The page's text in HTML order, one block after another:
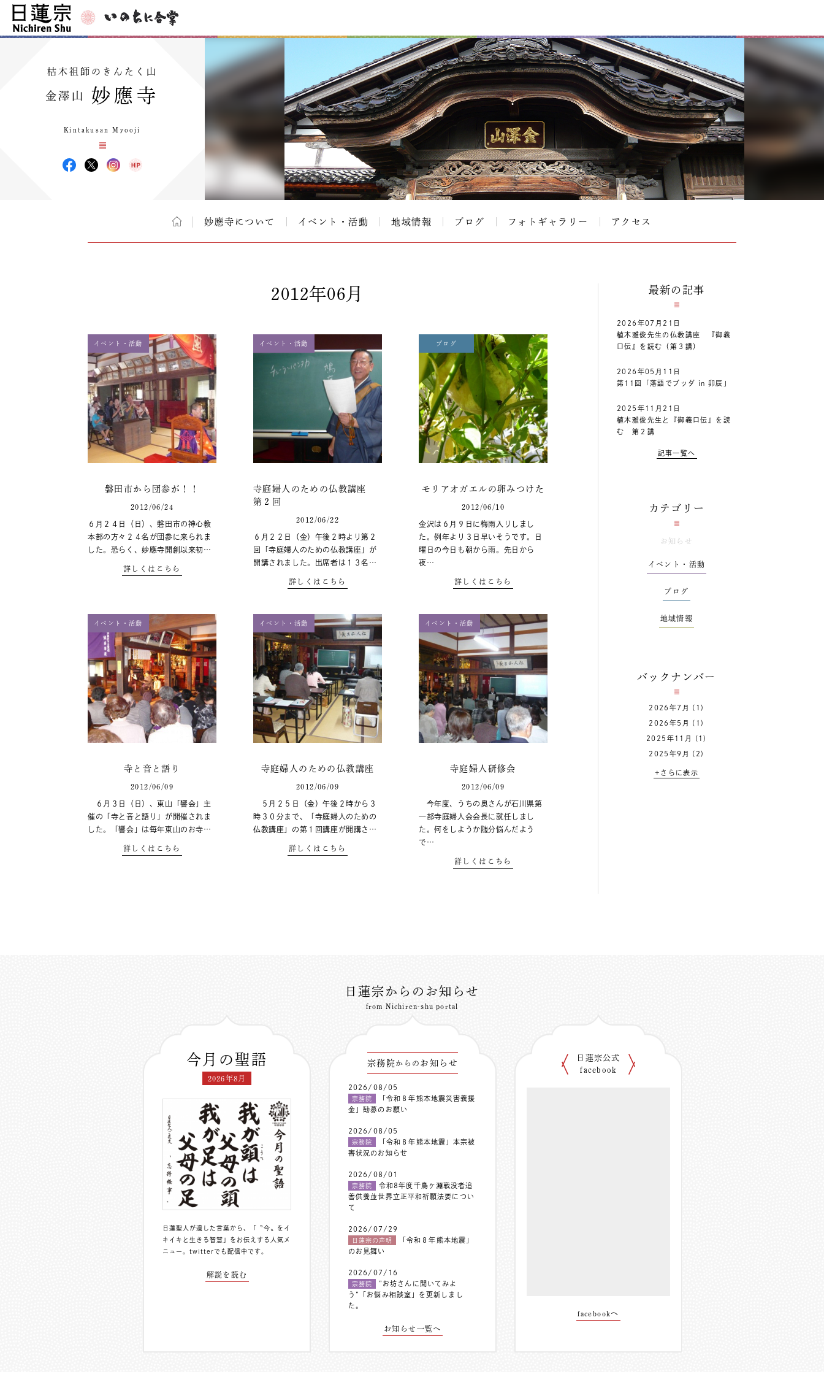
枯木祖師のきんたく山
金澤山 妙應寺
Kintakusan Myooji
妙應寺について イベント・活動 地域情報 ブログ フォトギャラリー アクセス
2012年06月
イベント・活動
磐田市から団参が！！
2012/06/24
６月２４日（日）、磐田市の神心教
本部の方々２４名が団参に来られま
した。恐らく、妙應寺開創以来初…
詳しくはこちら
イベント・活動
寺庭婦人のための仏教講座
第２回
2012/06/22
６月２２日（金）午後２時より第２
回「寺庭婦人のための仏教講座」が
開講されました。出席者は１３名…
詳しくはこちら
ブログ
モリアオガエルの卵みつけた
2012/06/10
金沢は６月９日に梅雨入りしまし
た。例年より３日早いそうです。日
曜日の今日も朝から雨。先日から
夜…
詳しくはこちら
イベント・活動
寺と音と語り
2012/06/09
６月３日（日）、東山「響会」主
催の「寺と音と語り」が開催されま
した。「響会」は毎年東山のお寺…
詳しくはこちら
イベント・活動
寺庭婦人のための仏教講座
2012/06/09
５月２５日（金）午後２時から３
時３０分まで、「寺庭婦人のための
仏教講座」の第１回講座が開講さ…
詳しくはこちら
イベント・活動
寺庭婦人研修会
2012/06/09
今年度、うちの奥さんが石川県第
一部寺庭婦人会会長に就任しまし
た。何をしようか随分悩んだよう
で…
詳しくはこちら
最新の記事
2026年07月21日
植木雅俊先生の仏教講座 『御義
口伝』を読む（第３講）
2026年05月11日
第11回「落語でブッダ in 卯辰」
2025年11月21日
植木雅俊先生と『御義口伝』を読
む 第２講
記事一覧へ
カテゴリー
お知らせ
イベント・活動
ブログ
地域情報
バックナンバー
2026年7月 (1)
2026年5月 (1)
2025年11月 (1)
2025年9月 (2)
+さらに表示
日蓮宗からのお知らせ
from Nichiren-shu portal
今月の聖語
2026年8月
日蓮聖人が遺した言葉から、「〝今〟をイ
キイキと生きる智慧」をお伝えする人気メ
ニュー。 twitterでも配信中 です。
解説を読む
宗務院からの お知らせ
2026/08/05
宗務院
「令和８年熊本地震災害義援
金」勧募のお願い
2026/08/05
宗務院
「令和８年熊本地震」本宗被
害状況のお知らせ
2026/08/01
宗務院
令和8年度千鳥ヶ淵戦没者追
善供養並世界立正平和祈願法要につい
て
2026/07/29
日蓮宗の声明
「令和８年熊本地震」
のお見舞い
2026/07/16
宗務院
”お坊さんに聞いてみよ
う”「お悩み相談室」を更新しまし
た。
お知らせ一覧へ
日蓮宗公式
facebook
facebookへ